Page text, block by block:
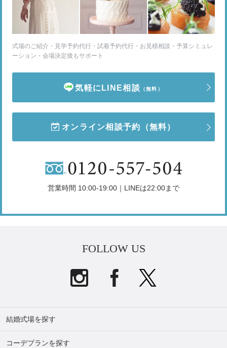
式場のご紹介・見学予約代行・試着予約代行・お見積相談・予算シミュレ
ーション・会場決定後もサポート
気軽にLINE相談 （無料）
オンライン相談予約 （無料）
営業時間 10:00-19:00｜LINEは22:00まで
FOLLOW US
結婚式場を探す
コーデプランを探す